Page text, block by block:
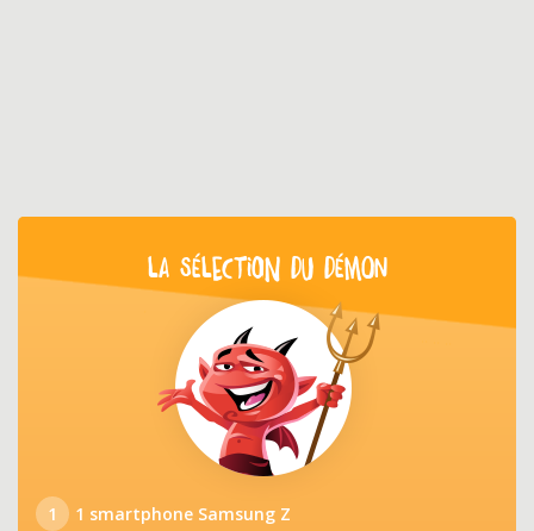
LA SÉLECTION DU DÉMON
1
1 smartphone Samsung Z